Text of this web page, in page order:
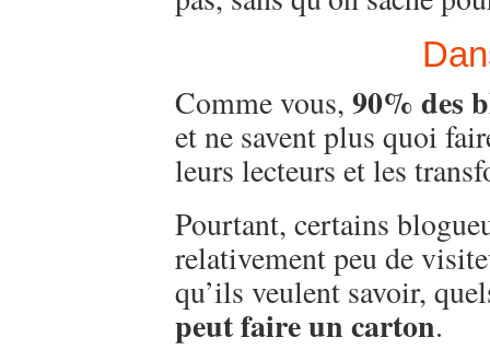
Comme vous, 90% des
et ne savent plus quoi
leurs lecteurs et les
Pourtant, certains
relativement peu de
qu’ils veulent savoir,
peut faire un carton.